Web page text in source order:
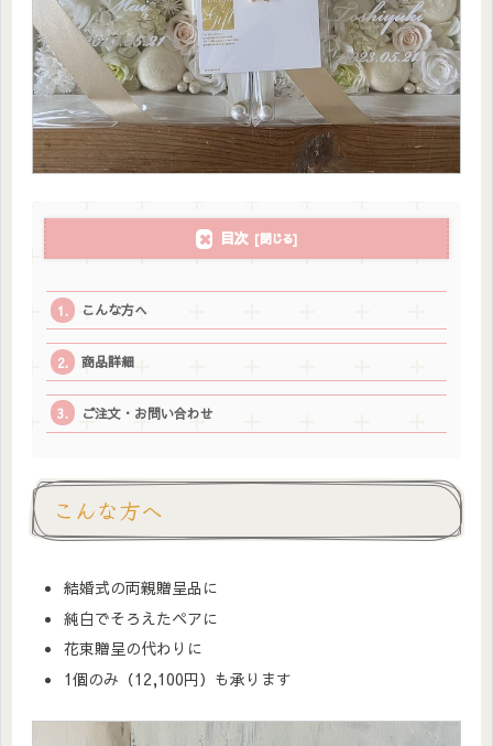
目次
こんな方へ
商品詳細
ご注文・お問い合わせ
こんな方へ
結婚式の両親贈呈品に
純白でそろえたペアに
花束贈呈の代わりに
1個のみ（12,100円）も承ります